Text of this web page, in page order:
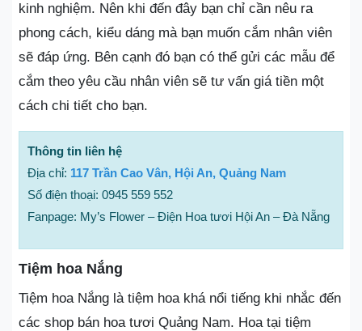
kinh nghiệm. Nên khi đến đây bạn chỉ cần nêu ra
phong cách, kiểu dáng mà bạn muốn cắm nhân viên
sẽ đáp ứng. Bên cạnh đó bạn có thể gửi các mẫu để
cắm theo yêu cầu nhân viên sẽ tư vấn giá tiền một
cách chi tiết cho bạn.
Thông tin liên hệ
Địa chỉ: 117 Trần Cao Vân, Hội An, Quảng Nam
Số điện thoại: 0945 559 552
Fanpage: My’s Flower – Điện Hoa tươi Hội An – Đà Nẵng
Tiệm hoa Nắng
Tiệm hoa Nắng là tiệm hoa khá nổi tiếng khi nhắc đến
các shop bán hoa tươi Quảng Nam. Hoa tại tiệm